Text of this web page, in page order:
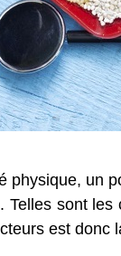
physique, un
Telles sont
est donc